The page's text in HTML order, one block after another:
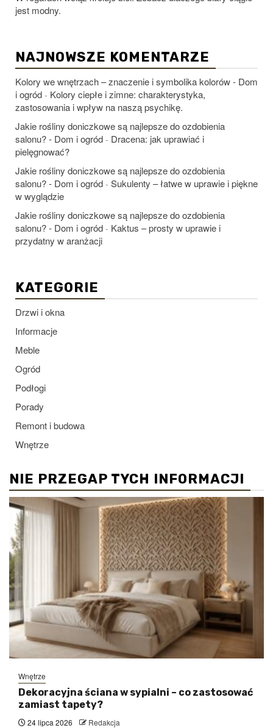
jest modny.
NAJNOWSZE KOMENTARZE
Kolory we wnętrzach – znaczenie i symbolika kolorów - Dom
i ogród - Kolory ciepłe i zimne: charakterystyka,
zastosowania i wpływ na naszą psychikę.
Jakie rośliny doniczkowe są najlepsze do ozdobienia
salonu? - Dom i ogród - Dracena: jak uprawiać i
pielęgnować?
Jakie rośliny doniczkowe są najlepsze do ozdobienia
salonu? - Dom i ogród - Sukulenty – łatwe w uprawie i piękne
w wyglądzie
Jakie rośliny doniczkowe są najlepsze do ozdobienia
salonu? - Dom i ogród - Kaktus – prosty w uprawie i
przydatny w aranżacji
KATEGORIE
Drzwi i okna
Informacje
Meble
Ogród
Podłogi
Porady
Remont i budowa
Wnętrze
NIE PRZEGAP TYCH INFORMACJI
Wnętrze
Dekoracyjna ściana w sypialni – co zastosować
zamiast tapety?
24 lipca 2026 Redakcja